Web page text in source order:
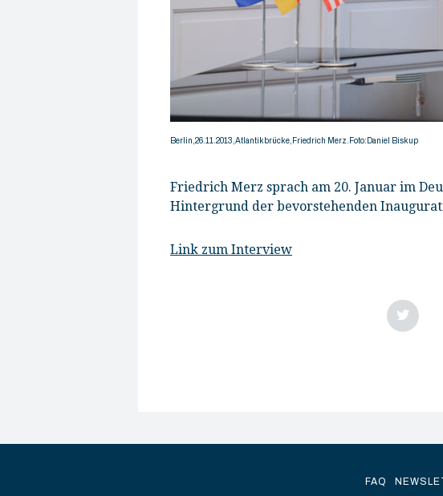
Berlin,26.11.2013,Atlantikbrücke,Friedrich Merz.Foto:Daniel Biskup
Friedrich Merz sprach am 20. Januar im
Hintergrund der bevorstehenden
Link zum Interview
FAQ